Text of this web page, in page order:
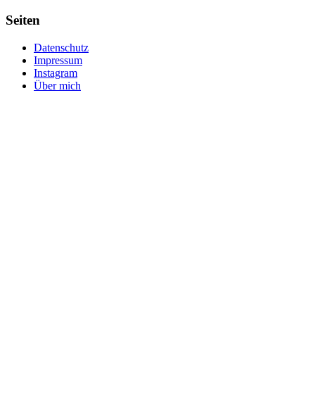
Seiten
Datenschutz
Impressum
Instagram
Über mich